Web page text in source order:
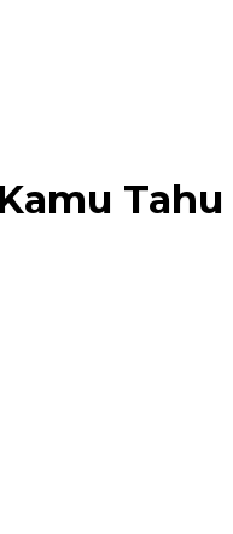
Tahu